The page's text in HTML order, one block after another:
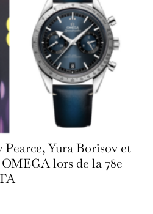
Yura Borisov et
lors de la 78e